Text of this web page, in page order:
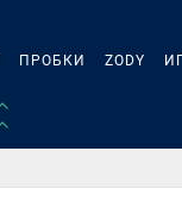
ПРОБКИ ZODY